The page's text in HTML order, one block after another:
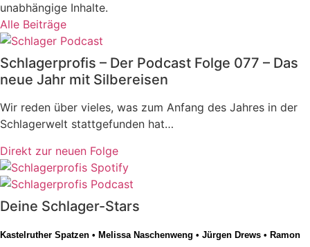
unabhängige Inhalte.
Alle Beiträge
Schlagerprofis – Der Podcast Folge 077 – Das
neue Jahr mit Silbereisen
Wir reden über vieles, was zum Anfang des Jahres in der
Schlagerwelt stattgefunden hat…
Direkt zur neuen Folge
Deine Schlager-Stars
Kastelruther Spatzen • Melissa Naschenweng • Jürgen Drews • Ramon